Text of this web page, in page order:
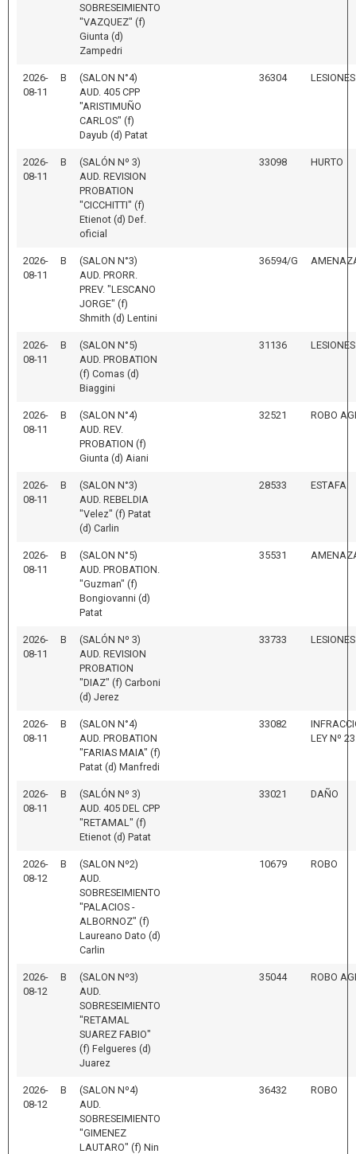
SOBRESEIMIENTO
"VAZQUEZ" (f)
Giunta (d)
Zampedri
2026-
08-11
B
(SALON N°4)
AUD. 405 CPP
"ARISTIMUÑO
CARLOS" (f)
Dayub (d) Patat
36304
2026-
08-11
B
(SALÓN Nº 3)
AUD. REVISION
PROBATION
"CICCHITTI" (f)
Etienot (d) Def.
oficial
33098 HURTO
2026-
08-11
B
(SALON N°3)
AUD. PRORR.
PREV. "LESCANO
JORGE" (f)
Shmith (d) Lentini
36594/G
2026-
08-11
B
(SALON N°5)
AUD. PROBATION
(f) Comas (d)
Biaggini
31136 LESIONES
2026-
08-11
B
(SALON N°4)
AUD. REV.
PROBATION (f)
Giunta (d) Aiani
32521 ROBO
2026-
08-11
B
(SALON N°3)
AUD. REBELDIA
"Velez" (f) Patat
(d) Carlin
28533 ESTAFA
2026-
08-11
B
(SALON N°5)
AUD. PROBATION.
"Guzman" (f)
Bongiovanni (d)
Patat
35531
2026-
08-11
B
(SALÓN Nº 3)
AUD. REVISION
PROBATION
"DIAZ" (f) Carboni
(d) Jerez
33733 LESIONES
2026-
08-11
B
(SALON N°4)
AUD. PROBATION
"FARIAS MAIA" (f)
Patat (d) Manfredi
33082
LEY Nº
2026-
08-11
B
(SALÓN Nº 3)
AUD. 405 DEL CPP
"RETAMAL" (f)
Etienot (d) Patat
33021 DAÑO
2026-
08-12
B
(SALON Nº2)
AUD.
SOBRESEIMIENTO
"PALACIOS -
ALBORNOZ" (f)
Laureano Dato (d)
Carlin
10679 ROBO
2026-
08-12
B
(SALON Nº3)
AUD.
SOBRESEIMIENTO
"RETAMAL
SUAREZ FABIO"
(f) Felgueres (d)
Juarez
35044 ROBO
2026-
08-12
B
(SALON Nº4)
AUD.
SOBRESEIMIENTO
"GIMENEZ
LAUTARO" (f) Nin
36432 ROBO